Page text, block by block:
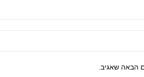
הבאה שאגיב.